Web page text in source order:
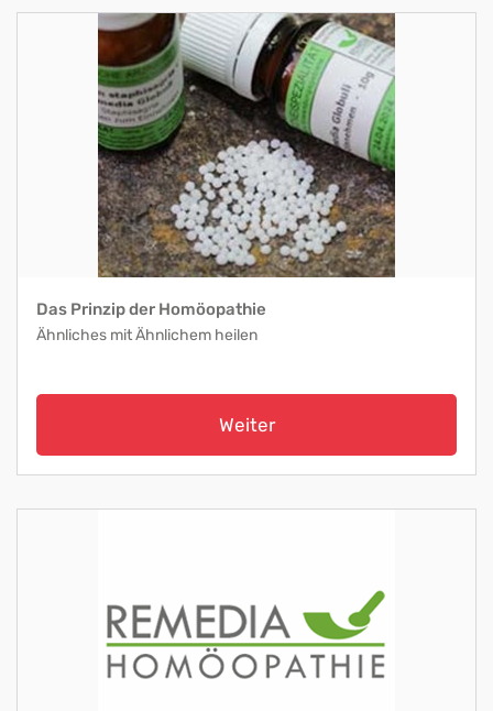
Das Prinzip der Homöopathie
Ähnliches mit Ähnlichem heilen
Weiter